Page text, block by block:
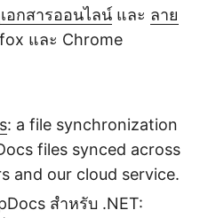
อกสารออนไลน์ และ ลาย
และ Chrome
: a file synchronization
files synced across
and our cloud service.
สำหรับ .NET: